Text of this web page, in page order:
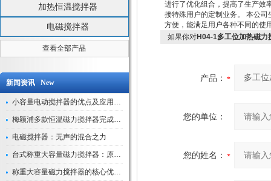
加热恒温搅拌器
电磁搅拌器
查看全部产品
新闻资讯 New
小容量电动搅拌器的优点及应用解析
梅颖浦多款恒温磁力搅拌器完成技术迭代 数字化操控全面升级
电磁搅拌器：无声的混合之力
台式称重大容量磁力搅拌器：原理与应用解析
称重大容量磁力搅拌器的核心优势解析
进行了优化组合，提高了生产效
接特殊用户的定制业务。 本公
方便，能满足用户各种不同的使
如果你对H04-1多工位加热磁力
产品：
您的单位：
您的姓名：